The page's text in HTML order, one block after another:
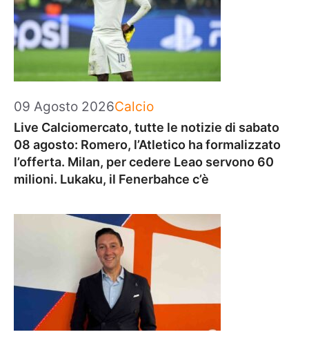
09 Agosto 2026Categorie
Calcio
Live Calciomercato, tutte le notizie di sabato
08 agosto: Romero, l’Atletico ha formalizzato
l’offerta. Milan, per cedere Leao servono 60
milioni. Lukaku, il Fenerbahce c’è